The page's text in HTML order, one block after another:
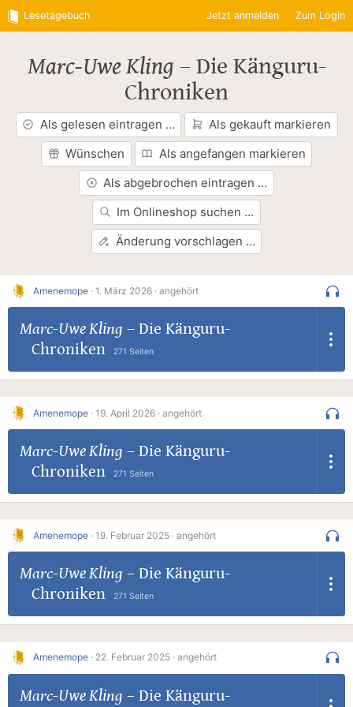
Lesetagebuch Jetzt anmelden Zum Login
Marc-Uwe Kling – Die Känguru-
Chroniken
Als gelesen eintragen …
Als gekauft markieren
Wünschen
Als angefangen markieren
Als abgebrochen eintragen …
Im Onlineshop suchen …
Änderung vorschlagen …
Amenemope · 1. März 2026 · angehört
Marc-Uwe Kling – Die Känguru-
Chroniken
271 Seiten
Amenemope · 19. April 2026 · angehört
Marc-Uwe Kling – Die Känguru-
Chroniken
271 Seiten
Amenemope · 19. Februar 2025 · angehört
Marc-Uwe Kling – Die Känguru-
Chroniken
271 Seiten
Amenemope · 22. Februar 2025 · angehört
Marc-Uwe Kling – Die Känguru-